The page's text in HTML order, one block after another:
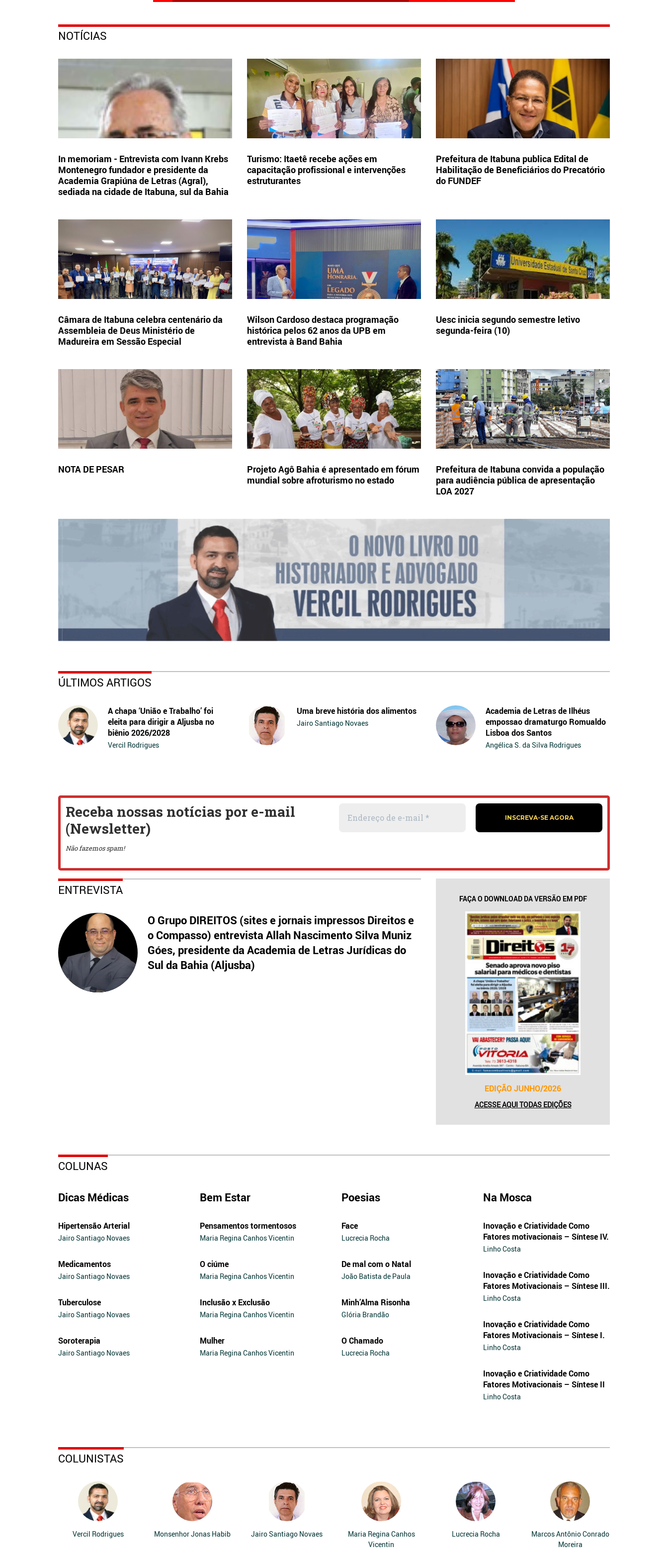
NOTÍCIAS
In memoriam - Entrevista com Ivann Krebs
Montenegro fundador e presidente da
Academia Grapiúna de Letras (Agral),
sediada na cidade de Itabuna, sul da Bahia
Turismo: Itaetê recebe ações em
capacitação profissional e intervenções
estruturantes
Prefeitura de Itabuna publica Edital de
Habilitação de Beneficiários do Precatório
do FUNDEF
Câmara de Itabuna celebra centenário da
Assembleia de Deus Ministério de
Madureira em Sessão Especial
Wilson Cardoso destaca programação
histórica pelos 62 anos da UPB em
entrevista à Band Bahia
Uesc inicia segundo semestre letivo
segunda-feira (10)
NOTA DE PESAR
Projeto Agô Bahia é apresentado em fórum
mundial sobre afroturismo no estado
Prefeitura de Itabuna convida a população
para audiência pública de apresentação
LOA 2027
ÚLTIMOS ARTIGOS
A chapa ‘União e Trabalho’ foi
eleita para dirigir a Aljusba no
biênio 2026/2028
Vercil Rodrigues
Uma breve história dos alimentos
Jairo Santiago Novaes
Academia de Letras de Ilhéus
empossao dramaturgo Romualdo
Lisboa dos Santos
Angélica S. da Silva Rodrigues
ENTREVISTA
O Grupo DIREITOS (sites e jornais impressos Direitos e
o Compasso) entrevista Allah Nascimento Silva Muniz
Góes, presidente da Academia de Letras Jurídicas do
Sul da Bahia (Aljusba)
FAÇA O DOWNLOAD DA VERSÃO EM PDF
EDIÇÃO JUNHO/2026
ACESSE AQUI TODAS EDIÇÕES
COLUNAS
Dicas Médicas
Hipertensão Arterial
Jairo Santiago Novaes
Medicamentos
Jairo Santiago Novaes
Tuberculose
Jairo Santiago Novaes
Soroterapia
Jairo Santiago Novaes
Bem Estar
Pensamentos tormentosos
Maria Regina Canhos Vicentin
O ciúme
Maria Regina Canhos Vicentin
Inclusão x Exclusão
Maria Regina Canhos Vicentin
Mulher
Maria Regina Canhos Vicentin
Poesias
Face
Lucrecia Rocha
De mal com o Natal
João Batista de Paula
Minh’Alma Risonha
Glória Brandão
O Chamado
Lucrecia Rocha
Na Mosca
Inovação e Criatividade Como
Fatores motivacionais – Síntese IV.
Linho Costa
Inovação e Criatividade Como
Fatores Motivacionais – Síntese III.
Linho Costa
Inovação e Criatividade Como
Fatores Motivacionais – Síntese I.
Linho Costa
Inovação e Criatividade Como
Fatores Motivacionais – Síntese II
Linho Costa
COLUNISTAS
Vercil Rodrigues Monsenhor Jonas Habib Jairo Santiago Novaes
Maria Regina Canhos
Vicentin
Lucrecia Rocha
Marcos Antônio Conrado
Moreira